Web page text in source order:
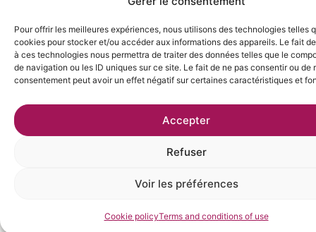
Pour offrir les meilleures expériences, nous utilisons des technologies telles
cookies pour stocker et/ou accéder aux informations des appareils. Le fait
à ces technologies nous permettra de traiter des données telles que le
de navigation ou les ID uniques sur ce site. Le fait de ne pas consentir ou de
consentement peut avoir un effet négatif sur certaines caractéristiques et
Accepter
Refuser
Voir les préférences
Cookie policyTerms and conditions of use